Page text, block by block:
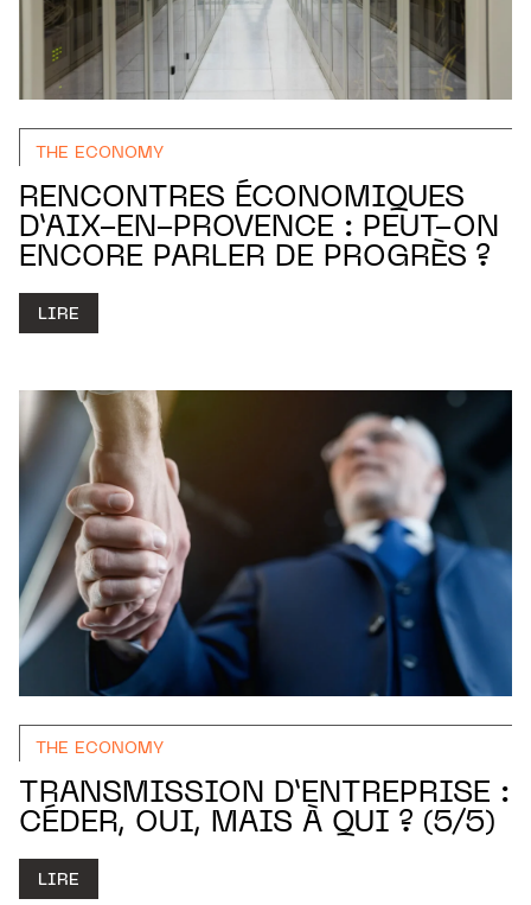
THE ECONOMY
RENCONTRES ÉCONOMIQUES
D’AIX-EN-PROVENCE : PEUT-ON
ENCORE PARLER DE PROGRÈS ?
LIRE
THE ECONOMY
TRANSMISSION D’ENTREPRISE :
CÉDER, OUI, MAIS À QUI ? (5/5)
LIRE